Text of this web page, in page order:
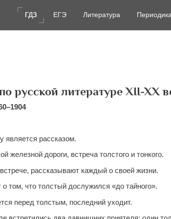
ГДЗ
ГДЗ ЕГЭ
ЕГЭ Литература
Литература
русской литературе XII-XX
является рассказом.
железной дороги, встреча толстого и тонкого.
рассказывают каждый о своей жизни.
том, что толстый дослужился «до тайного».
перед толстым, последний уходит.